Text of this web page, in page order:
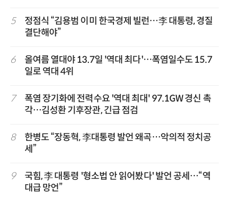
5
정점식 “김용범 이미 한국경제 빌런…李 대통령, 경질
결단해야”
6
올여름 열대야 13.7일 '역대 최다'…폭염일수도 15.7
일로 역대 4위
7
폭염 장기화에 전력수요 '역대 최대' 97.1GW 경신 촉
각…김성환 기후장관, 긴급 점검
8
한병도 “장동혁, 李대통령 발언 왜곡…악의적 정치공
세”
9
국힘, 李 대통령 '형소법 안 읽어봤다' 발언 공세…“역
대급 망언”